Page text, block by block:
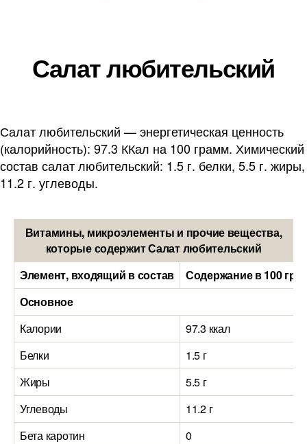
Салат любительский
Салат любительский — энергетическая ценность
(калорийность): 97.3 ККал на 100 грамм. Химический
состав салат любительский: 1.5 г. белки, 5.5 г. жиры,
11.2 г. углеводы.
Витамины, микроэлементы и прочие вещества,
которые содержит Салат любительский
Элемент, входящий в состав
Содержание в 100
Основное
Калории
97.3 ккал
Белки
1.5 г
Жиры
5.5 г
Углеводы
11.2 г
Бета каротин
0